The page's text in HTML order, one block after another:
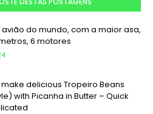
do mundo, com a maior asa,
6 motores
delicious Tropeiro Beans
with Picanha in Butter – Quick